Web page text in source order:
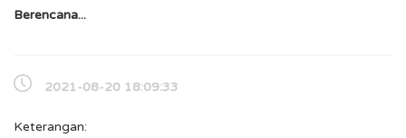
Berencana...
2021-08-20 18:09:33
Keterangan: